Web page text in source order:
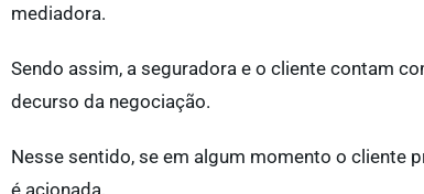
mediadora.
Sendo assim, a seguradora e o cliente contam
decurso da negociação.
Nesse sentido, se em algum momento o cliente
é acionada.